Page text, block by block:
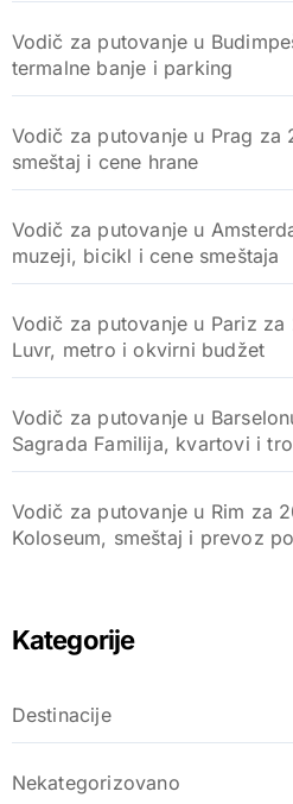
Vodič za putovanje u
termalne banje i parking
Vodič za putovanje u Prag
smeštaj i cene hrane
Vodič za putovanje u
muzeji, bicikl i cene smeštaja
Vodič za putovanje u Pariz
Luvr, metro i okvirni budžet
Vodič za putovanje u
Sagrada Familija, kvartovi i
Vodič za putovanje u Rim za
Koloseum, smeštaj i prevoz
Kategorije
Destinacije
Nekategorizovano